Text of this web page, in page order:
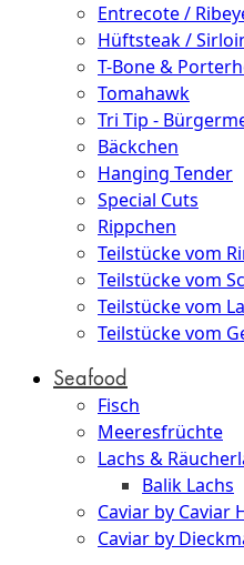
Entrecote /
Hüftsteak /
T-Bone &
Tomahawk
Tri Tip -
Bäckchen
Hanging Tender
Special Cuts
Rippchen
Teilstücke vom
Teilstücke vom
Teilstücke vom
Teilstücke vom
Seafood
Fisch
Meeresfrüchte
Lachs &
Balik Lachs
Caviar by Caviar
Caviar by